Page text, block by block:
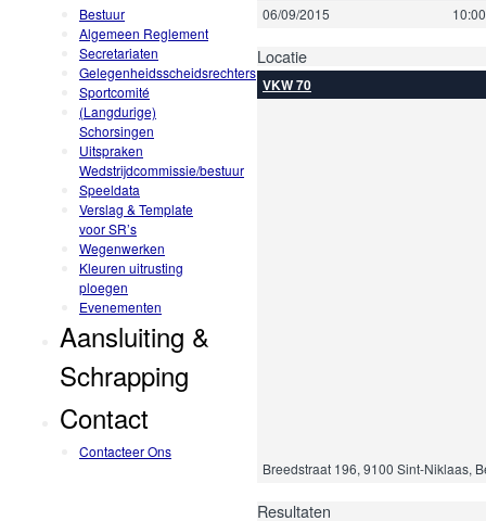
Bestuur
Algemeen Reglement
Secretariaten
Gelegenheidsscheidsrechters
Sportcomité
(Langdurige)
Schorsingen
Uitspraken
Wedstrijdcommissie/bestuur
Speeldata
Verslag & Template
voor SR’s
Wegenwerken
Kleuren uitrusting
ploegen
Evenementen
Aansluiting &
Schrapping
Contact
Contacteer Ons
06/09/2015 10:00
Locatie
VKW 70
Breedstraat 196, 9100 Sint-Niklaas,
Resultaten